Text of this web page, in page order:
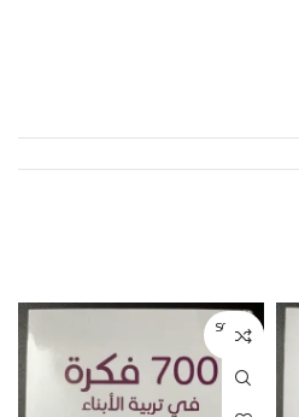
SOLD O
UT